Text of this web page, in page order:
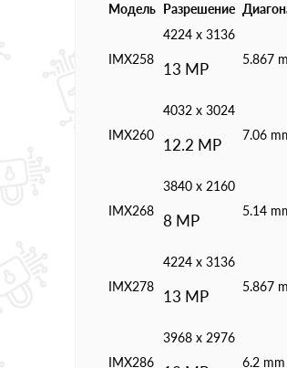
Модель Разрешение
IMX258
4224 x 3136
13 MP
5.867
IMX260
4032 x 3024
12.2 MP
7.06
IMX268
3840 x 2160
8 MP
5.14
IMX278
4224 x 3136
13 MP
5.867
IMX286
3968 x 2976
6.2